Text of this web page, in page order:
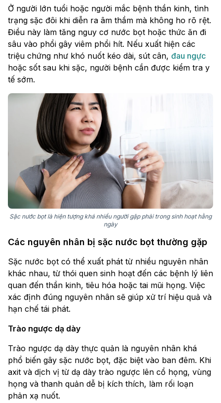
Ở người lớn tuổi hoặc người mắc bệnh thần kinh, tình
trạng sặc đôi khi diễn ra âm thầm mà không ho rõ rệt.
Điều này làm tăng nguy cơ nước bọt hoặc thức ăn đi
sâu vào phổi gây viêm phổi hít. Nếu xuất hiện các
triệu chứng như khó nuốt kéo dài, sút cân, đau ngực
hoặc sốt sau khi sặc, người bệnh cần được kiểm tra y
tế sớm.
Sặc nước bọt là hiện tượng khá nhiều người gặp phải trong sinh hoạt hằng
ngày
Các nguyên nhân bị sặc nước bọt thường gặp
Sặc nước bọt có thể xuất phát từ nhiều nguyên nhân
khác nhau, từ thói quen sinh hoạt đến các bệnh lý liên
quan đến thần kinh, tiêu hóa hoặc tai mũi họng. Việc
xác định đúng nguyên nhân sẽ giúp xử trí hiệu quả và
hạn chế tái phát.
Trào ngược dạ dày
Trào ngược dạ dày thực quản là nguyên nhân khá
phổ biến gây sặc nước bọt, đặc biệt vào ban đêm. Khi
axit và dịch vị từ dạ dày trào ngược lên cổ họng, vùng
họng và thanh quản dễ bị kích thích, làm rối loạn
phản xạ nuốt.